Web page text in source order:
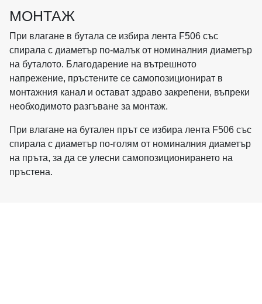
МОНТАЖ
При влагане в бутала се избира лента F506 със
спирала с диаметър по-малък от номиналния диаметър
на буталото. Благодарение на вътрешното
напрежение, пръстените се самопозиционират в
монтажния канал и остават здраво закрепени, въпреки
необходимото разгъване за монтаж.
При влагане на бутален прът се избира лента F506 със
спирала с диаметър по-голям от номиналния диаметър
на пръта, за да се улесни самопозиционирането на
пръстена.